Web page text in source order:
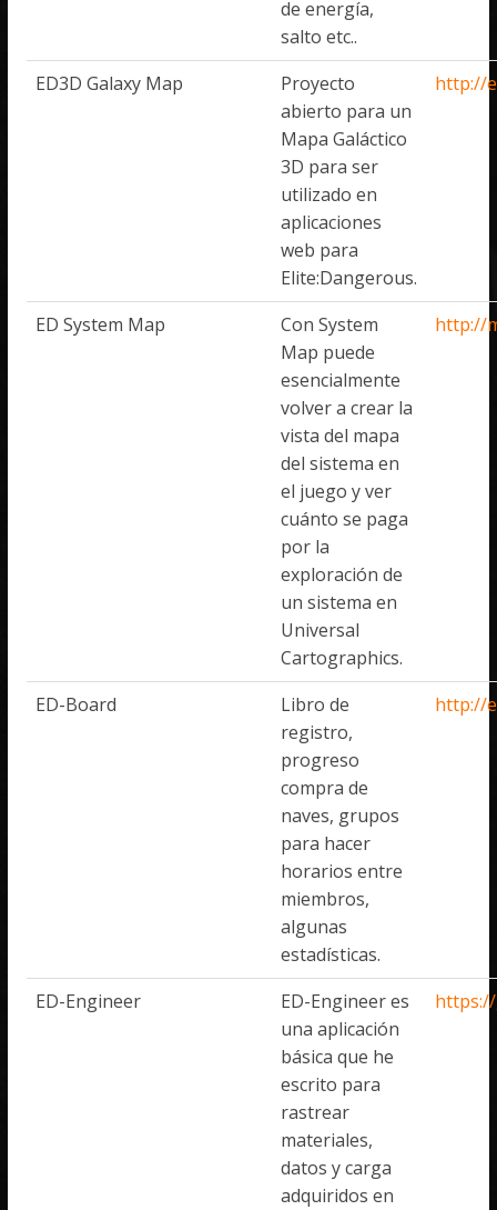
de energía,
salto etc..
ED3D Galaxy Map
Proyecto
abierto para un
Mapa Galáctico
3D para ser
utilizado en
aplicaciones
web para
Elite:Dangerous.
http://
ED System Map
Con System
Map puede
esencialmente
volver a crear la
vista del mapa
del sistema en
el juego y ver
cuánto se paga
por la
exploración de
un sistema en
Universal
Cartographics.
http://
ED-Board
Libro de
registro,
progreso
compra de
naves, grupos
para hacer
horarios entre
miembros,
algunas
estadísticas.
http://
ED-Engineer
ED-Engineer es
una aplicación
básica que he
escrito para
rastrear
materiales,
datos y carga
adquiridos en